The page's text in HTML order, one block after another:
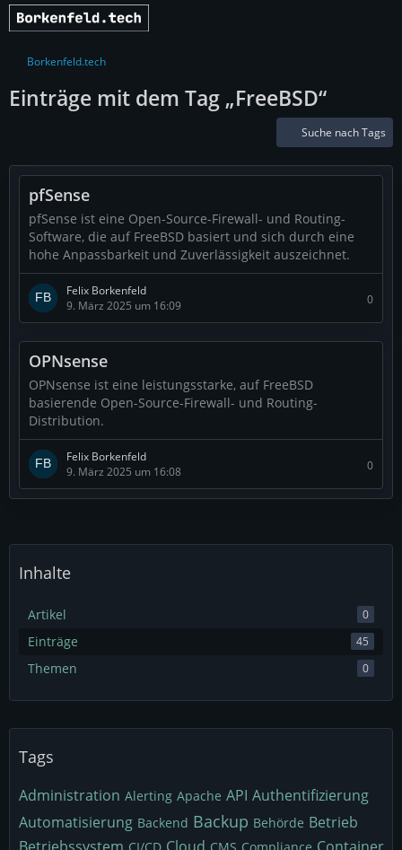
Borkenfeld.tech
Einträge mit dem Tag „FreeBSD“
Suche nach Tags
pfSense
pfSense ist eine Open-Source-Firewall- und Routing-
Software, die auf FreeBSD basiert und sich durch eine
hohe Anpassbarkeit und Zuverlässigkeit auszeichnet.
Felix Borkenfeld
9. März 2025 um 16:09
0
OPNsense
OPNsense ist eine leistungsstarke, auf FreeBSD
basierende Open-Source-Firewall- und Routing-
Distribution.
Felix Borkenfeld
9. März 2025 um 16:08
0
Inhalte
Artikel 0
Einträge 45
Themen 0
Tags
Administration Alerting Apache API Authentifizierung
Automatisierung Backend Backup Behörde Betrieb